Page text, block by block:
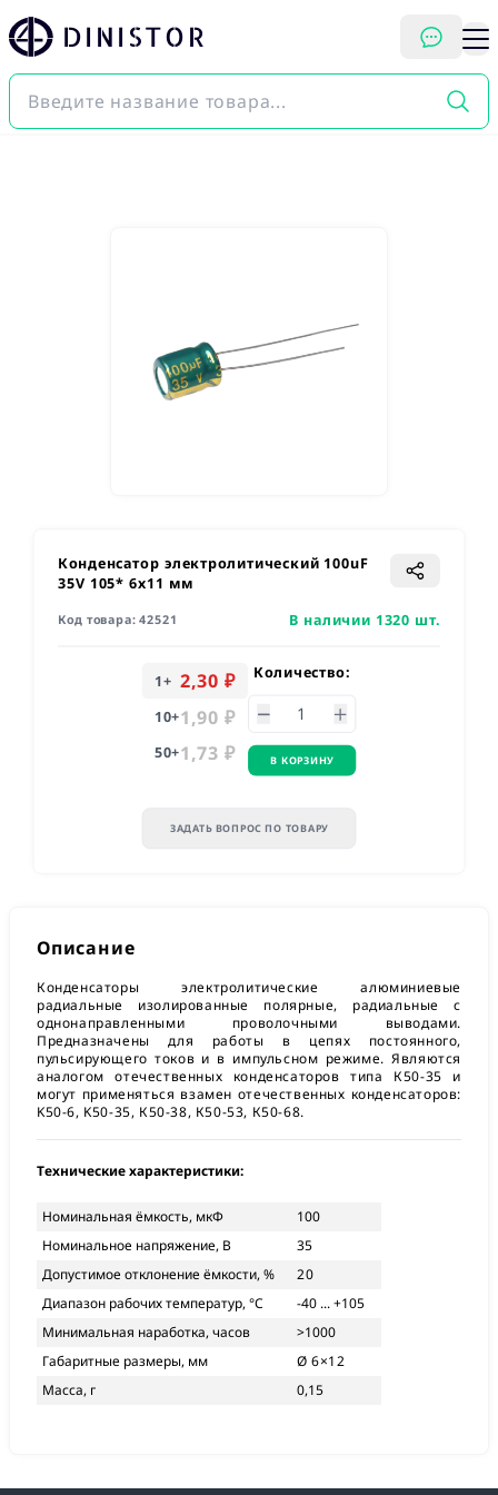
DINISTOR
Конденсатор электролитический 100uF
35V 105* 6х11 мм
Код товара:42521 В наличии 1320 шт.
1+ 2,30 ₽
10+1,90 ₽
50+1,73 ₽
Количество:
В КОРЗИНУ
ЗАДАТЬ ВОПРОС ПО ТОВАРУ
Описание
Конденсаторы электролитические алюминиевые
радиальные изолированные полярные, радиальные с
однонаправленными проволочными выводами.
Предназначены для работы в цепях постоянного,
пульсирующего токов и в импульсном режиме. Являются
аналогом отечественных конденсаторов типа К50-35 и
могут применяться взамен отечественных конденсаторов:
K50-6, K50-35, К50-38, К50-53, К50-68.
Технические характеристики:
Номинальная ёмкость, мкФ
100
Номинальное напряжение, В
35
Допустимое отклонение ёмкости, %
20
Диапазон рабочих температур, °С
-40 ... +105
Минимальная наработка, часов
>1000
Габаритные размеры, мм
Ø 6×12
Масса, г
0,15